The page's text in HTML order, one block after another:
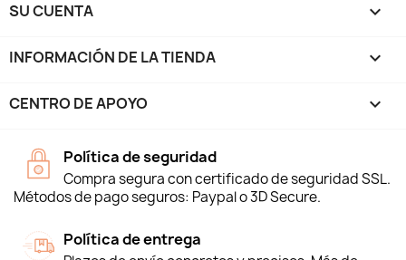
SU CUENTA 
INFORMACIÓN DE LA TIENDA keyboard_arrow_down
CENTRO DE APOYO 
Política de seguridad
Compra segura con certificado de seguridad SSL.
Métodos de pago seguros: Paypal o 3D Secure.
Política de entrega